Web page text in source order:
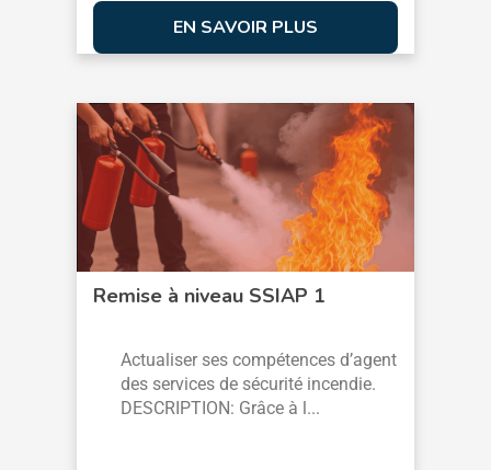
EN SAVOIR PLUS
Remise à niveau SSIAP 1
Actualiser ses compétences d’agent
des services de sécurité incendie.
DESCRIPTION: Grâce à l...